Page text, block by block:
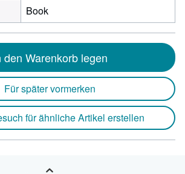
Book
den Warenkorb legen
Für später vormerken
für ähnliche Artikel erstellen